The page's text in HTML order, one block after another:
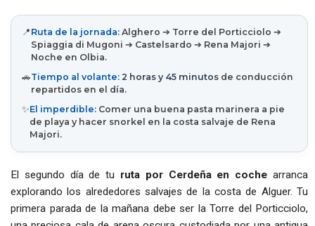
📍 Ruta de la jornada: Alghero ➔ Torre del Porticciolo ➔
Spiaggia di Mugoni ➔ Castelsardo ➔ Rena Majori ➔
Noche en Olbia.
🚗Tiempo al volante: 2 horas y 45 minutos de conducción
repartidos en el día.
✨El imperdible: Comer una buena pasta marinera a pie
de playa y hacer snorkel en la costa salvaje de Rena
Majori.
El segundo día de tu ruta por Cerdeña en coche arranca
explorando los alrededores salvajes de la costa de Alguer. Tu
primera parada de la mañana debe ser la Torre del Porticciolo,